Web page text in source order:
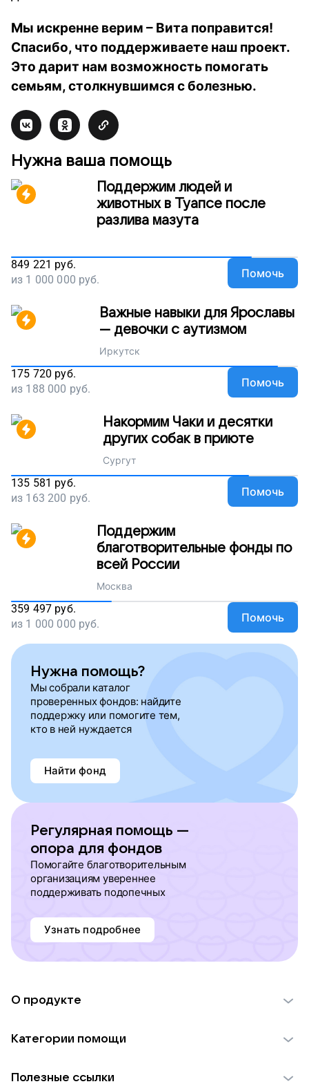
Мы искренне верим – Вита поправится!
Спасибо, что поддерживаете наш проект.
Это дарит нам возможность помогать
семьям, столкнувшимся с болезнью.
Нужна ваша помощь
Поддержим людей и
животных в Туапсе после
разлива мазута
849 221 руб.
из 1 000 000 руб. Помочь
Важные навыки для Ярославы
— девочки с аутизмом
Иркутск
175 720 руб.
из 188 000 руб. Помочь
Накормим Чаки и десятки
других собак в приюте
Сургут
135 581 руб.
из 163 200 руб. Помочь
Поддержим
благотворительные фонды по
всей России
Москва
359 497 руб.
из 1 000 000 руб. Помочь
Нужна помощь?
Мы собрали каталог
проверенных фондов: найдите
поддержку или помогите тем,
кто в ней нуждается
Найти фонд
Регулярная помощь —
опора для фондов
Помогайте благотворительным
организациям увереннее
поддерживать подопечных
Узнать подробнее
О продукте
Использование материалов
Категории помощи
Полезные ссылки